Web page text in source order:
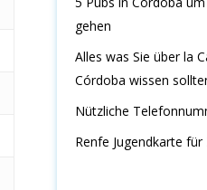
gehen
Alles was Sie über la
Córdoba wissen
Nützliche
Renfe Jugendkarte für